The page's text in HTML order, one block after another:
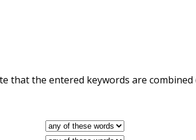
that the entered keywords are combined